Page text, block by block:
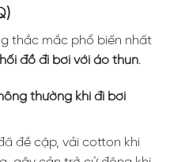
thắc mắc phổ biến nhất
đồ đi bơi với áo thun.
thường khi đi bơi
đề cập, vải cotton khi